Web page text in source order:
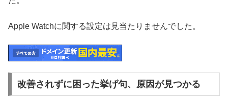
Apple Watchに関する設定は見当たりませんでした。
改善されずに困った挙げ句、原因が見つかる